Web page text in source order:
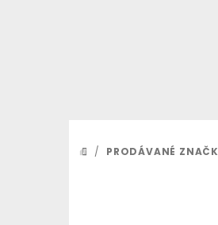
DOMŮ
/ PRODÁVANÉ